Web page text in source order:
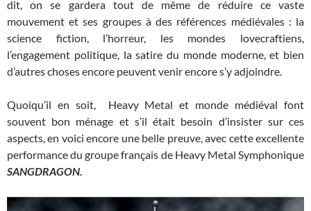
dit, on se gardera tout de même de réduire ce vaste
mouvement et ses groupes à des références médiévales : la
science fiction, l’horreur, les mondes lovecraftiens,
l’engagement politique, la satire du monde moderne, et bien
d’autres choses encore peuvent venir encore s’y adjoindre.
Quoiqu’il en soit, Heavy Metal et monde médiéval font
souvent bon ménage et s’il était besoin d’insister sur ces
aspects, en voici encore une belle preuve, avec cette excellente
performance du groupe français de Heavy Metal Symphonique
SANGDRAGON.